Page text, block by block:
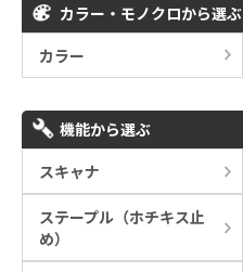
カラー・モノクロから選ぶ
カラー
機能から選ぶ
スキャナ
ステープル（ホチキス止
め）